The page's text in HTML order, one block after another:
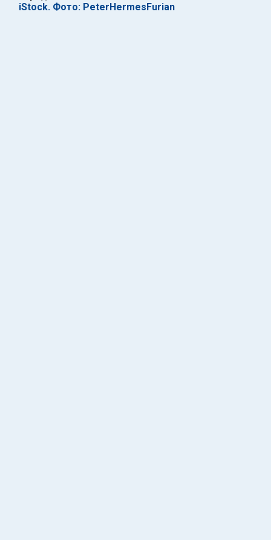
iStock. Фото: PeterHermesFurian